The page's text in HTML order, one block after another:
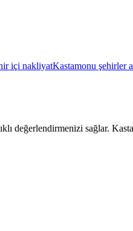
içi nakliyatKastamonu şehirler
değerlendirmenizi sağlar.